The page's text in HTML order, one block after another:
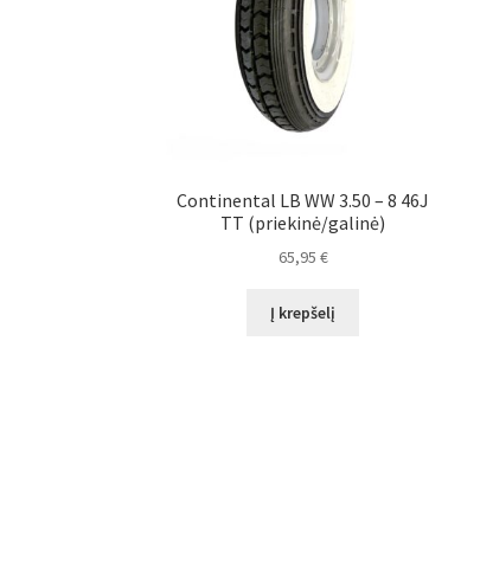
Continental LB WW 3.50 – 8 46J
TT (priekinė/galinė)
65,95 €
Į krepšelį